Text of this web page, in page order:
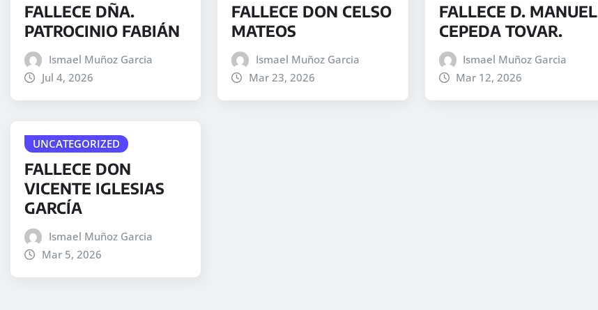
FALLECE DÑA.
PATROCINIO FABIÁN
Ismael Muñoz Garcia
Jul 4, 2026
FALLECE DON CELSO
MATEOS
Ismael Muñoz Garcia
Mar 23, 2026
FALLECE D. MANUEL
CEPEDA TOVAR.
Ismael Muñoz Garcia
Mar 12, 2026
UNCATEGORIZED
FALLECE DON
VICENTE IGLESIAS
GARCÍA
Ismael Muñoz Garcia
Mar 5, 2026